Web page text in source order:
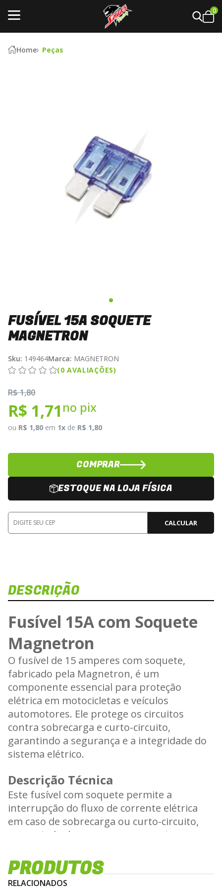
0
Home Peças
FUSÍVEL 15A SOQUETE
MAGNETRON
Sku: 149464Marca: MAGNETRON
(0 AVALIAÇÕES)
R$ 1,80
R$ 1,71 no pix
ou R$ 1,80 em 1x de R$ 1,80
COMPRAR
ESTOQUE NA LOJA FÍSICA
CALCULAR
Veja
DESCRIÇÃO
Fusível 15A com Soquete
Magnetron
O fusível de 15 amperes com soquete,
fabricado pela Magnetron, é um
componente essencial para proteção
elétrica em motocicletas e veículos
automotores. Ele protege os circuitos
contra sobrecarga e curto-circuito,
garantindo a segurança e a integridade do
sistema elétrico.
Descrição Técnica
Este fusível com soquete permite a
interrupção do fluxo de corrente elétrica
em caso de sobrecarga ou curto-circuito,
prevenindo danos aos componentes
substituição do fusível, garantindo
manutenção rápida e segura.
PRODUTOS
RELACIONADOS